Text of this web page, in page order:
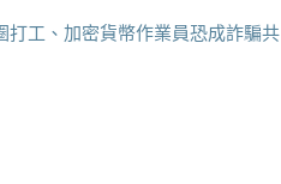
打工、加密貨幣作業員恐成詐騙共